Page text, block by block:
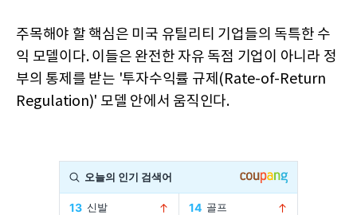
주목해야 할 핵심은 미국 유틸리티 기업들의 독특한 수
익 모델이다. 이들은 완전한 자유 독점 기업이 아니라 정
부의 통제를 받는 '투자수익률 규제(Rate-of-Return
Regulation)' 모델 안에서 움직인다.